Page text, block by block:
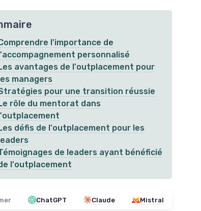
＋ Inspiration
pour les coachs
l'importance de
personnalisé
avantages de l'outplacement pour
managers
pour une transition réussie
rôle du mentorat dans
défis de l'outplacement pour les
de leaders ayant bénéficié
l'outplacement
ChatGPT Claude Mistral